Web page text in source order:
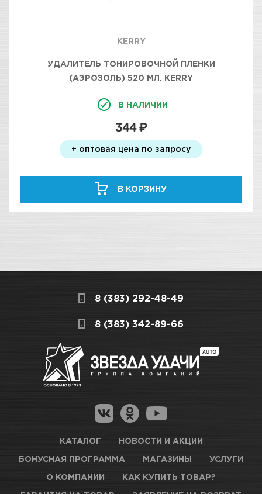
KERRY
УДАЛИТЕЛЬ ТОНИРОВОЧНОЙ ПЛЕНКИ
(АЭРОЗОЛЬ) 520 МЛ. KERRY
В НАЛИЧИИ
344 ₽
+ оптовая цена по запросу
В КОРЗИНУ
8 (383) 292-48-49
8 (383) 342-89-66
КАТАЛОГ НОВОСТИ И АКЦИИ
БОНУСНАЯ ПРОГРАММА МАГАЗИНЫ УСЛУГИ
О КОМПАНИИ КАК КУПИТЬ ТОВАР?